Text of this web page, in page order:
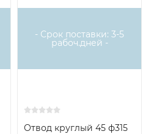
- Срок поставки: 3-5
рабоч.дней -
Отвод круглый 45 ф315